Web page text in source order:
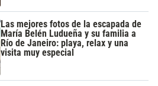
Las mejores fotos de la escapada de
María Belén Ludueña y su familia a
Río de Janeiro: playa, relax y una
visita muy especial